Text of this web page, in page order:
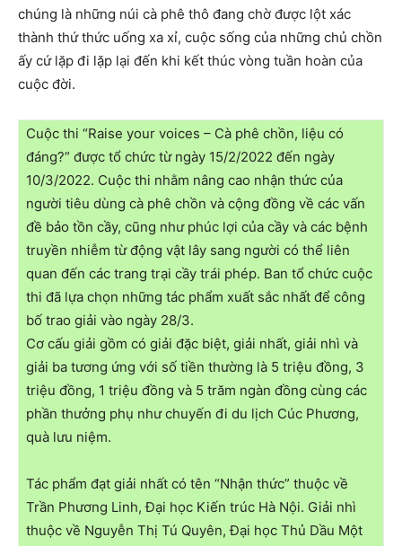
chúng là những núi cà phê thô đang chờ được lột xác
thành thứ thức uống xa xỉ, cuộc sống của những chủ chồn
ấy cứ lặp đi lặp lại đến khi kết thúc vòng tuần hoàn của
cuộc đời.
Cuộc thi “Raise your voices – Cà phê chồn, liệu có
đáng?” được tổ chức từ ngày 15/2/2022 đến ngày
10/3/2022. Cuộc thi nhằm nâng cao nhận thức của
người tiêu dùng cà phê chồn và cộng đồng về các vấn
đề bảo tồn cầy, cũng như phúc lợi của cầy và các bệnh
truyền nhiễm từ động vật lây sang người có thể liên
quan đến các trang trại cầy trái phép. Ban tổ chức cuộc
thi đã lựa chọn những tác phẩm xuất sắc nhất để công
bố trao giải vào ngày 28/3.
Cơ cấu giải gồm có giải đặc biệt, giải nhất, giải nhì và
giải ba tương ứng với số tiền thường là 5 triệu đồng, 3
triệu đồng, 1 triệu đồng và 5 trăm ngàn đồng cùng các
phần thưởng phụ như chuyến đi du lịch Cúc Phương,
quà lưu niệm.
Tác phẩm đạt giải nhất có tên “Nhận thức” thuộc về
Trần Phương Linh, Đại học Kiến trúc Hà Nội. Giải nhì
thuộc về Nguyễn Thị Tú Quyên, Đại học Thủ Dầu Một